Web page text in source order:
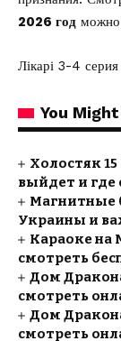
2026 год
Лікарі 3-4
You
Холостяк
выйдет и где
Магнитные
Украины и
Караоке на
смотреть
Дом
смотреть
Дом
смотреть